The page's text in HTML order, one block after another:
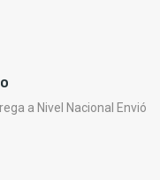
a Nivel Nacional Envió